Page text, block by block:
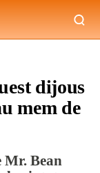
dijous
mem de
Mr. Bean